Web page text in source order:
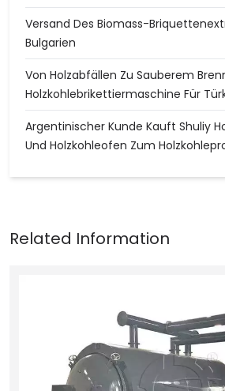
Versand Des Biomass-
Bulgarien
Von Holzabfällen Zu Sauberem
Holzkohlebrikettiermaschine Für
Argentinischer Kunde Kauft Shuliy
Und Holzkohleofen Zum